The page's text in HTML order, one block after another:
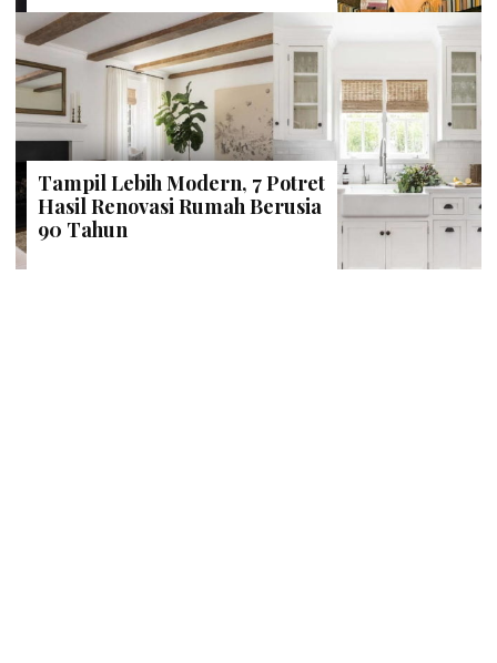
Tampil Lebih Modern, 7 Potret
Hasil Renovasi Rumah Berusia
90 Tahun